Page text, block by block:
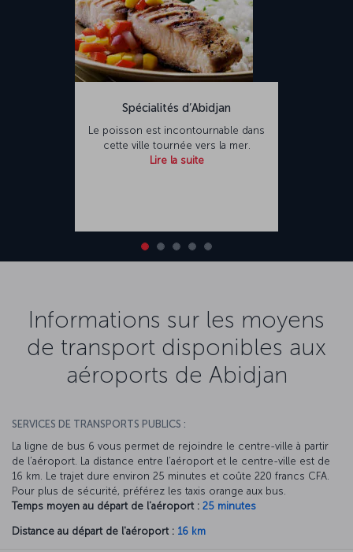
Spécialités d’Abidjan
Le poisson est incontournable dans
cette ville tournée vers la mer.
Lire la suite
Informations sur les moyens
de transport disponibles aux
aéroports de Abidjan
SERVICES DE TRANSPORTS PUBLICS :
La ligne de bus 6 vous permet de rejoindre le centre-ville à partir
de l’aéroport. La distance entre l’aéroport et le centre-ville est de
16 km. Le trajet dure environ 25 minutes et coûte 220 francs CFA.
Pour plus de sécurité, préférez les taxis orange aux bus.
Temps moyen au départ de l'aéroport : 25 minutes
Distance au départ de l'aéroport : 16 km